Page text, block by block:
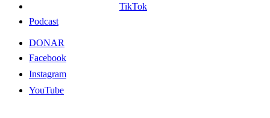
TikTok
Podcast
DONAR
Facebook
Instagram
YouTube